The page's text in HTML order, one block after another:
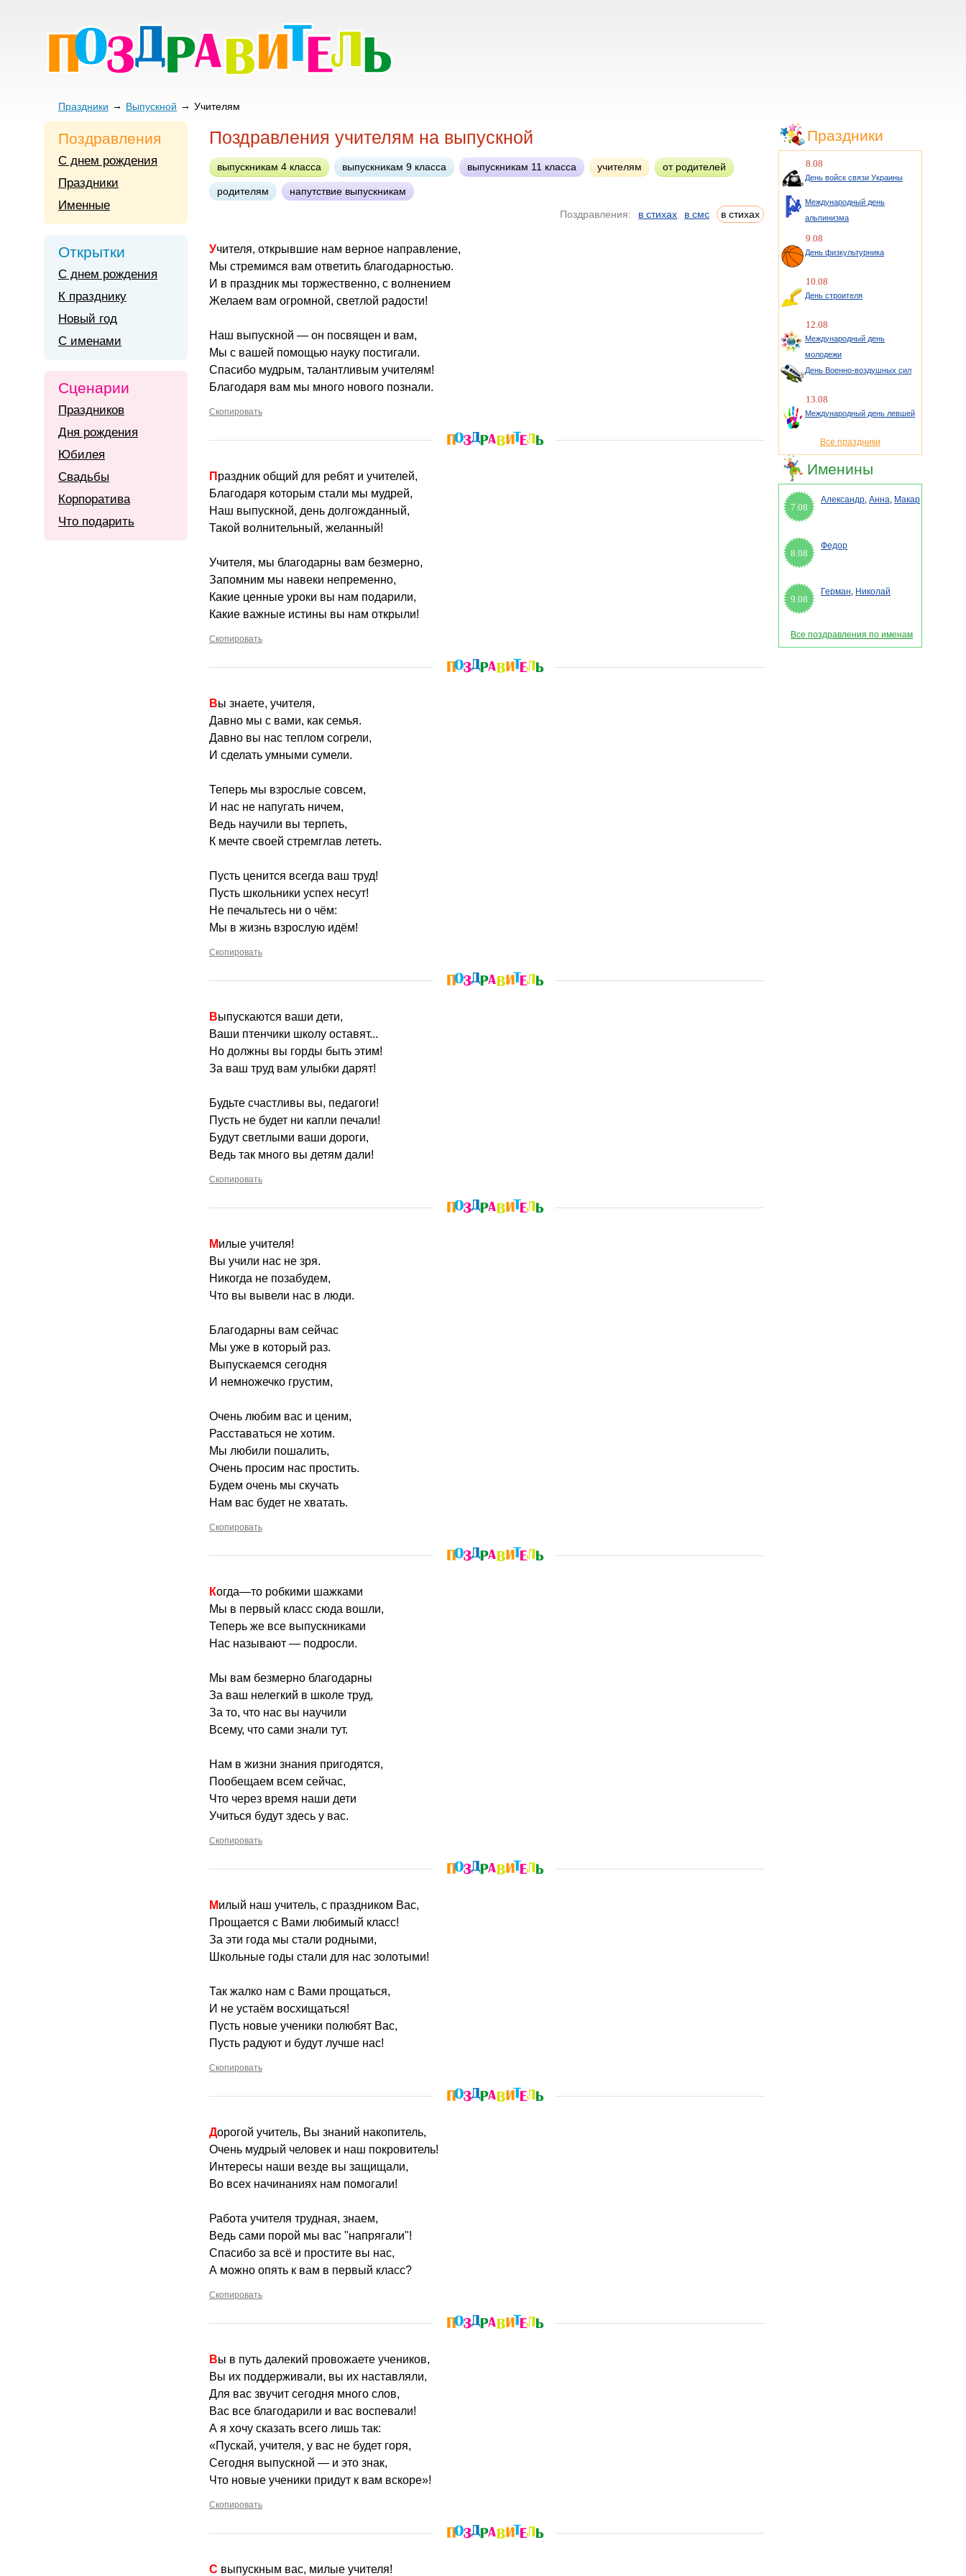
Праздники Выпускной Учителям
Поздравления учителям на выпускной
выпускникам 4 класса выпускникам 9 класса выпускникам 11 класса учителям от родителей
родителям
напутствие выпускникам
Поздравления:
в стихах в смс в стихах
Учителя, открывшие нам верное направление,
Мы стремимся вам ответить благодарностью.
И в праздник мы торжественно, с волнением
Желаем вам огромной, светлой радости!
Наш выпускной — он посвящен и вам,
Мы с вашей помощью науку постигали.
Спасибо мудрым, талантливым учителям!
Благодаря вам мы много нового познали.
Скопировать
Праздник общий для ребят и учителей,
Благодаря которым стали мы мудрей,
Наш выпускной, день долгожданный,
Такой волнительный, желанный!
Учителя, мы благодарны вам безмерно,
Запомним мы навеки непременно,
Какие ценные уроки вы нам подарили,
Какие важные истины вы нам открыли!
Скопировать
Вы знаете, учителя,
Давно мы с вами, как семья.
Давно вы нас теплом согрели,
И сделать умными сумели.
Теперь мы взрослые совсем,
И нас не напугать ничем,
Ведь научили вы терпеть,
К мечте своей стремглав лететь.
Пусть ценится всегда ваш труд!
Пусть школьники успех несут!
Не печальтесь ни о чём:
Мы в жизнь взрослую идём!
Скопировать
Выпускаются ваши дети,
Ваши птенчики школу оставят...
Но должны вы горды быть этим!
За ваш труд вам улыбки дарят!
Будьте счастливы вы, педагоги!
Пусть не будет ни капли печали!
Будут светлыми ваши дороги,
Ведь так много вы детям дали!
Скопировать
Милые учителя!
Вы учили нас не зря.
Никогда не позабудем,
Что вы вывели нас в люди.
Благодарны вам сейчас
Мы уже в который раз.
Выпускаемся сегодня
И немножечко грустим,
Очень любим вас и ценим,
Расставаться не хотим.
Мы любили пошалить,
Очень просим нас простить.
Будем очень мы скучать
Нам вас будет не хватать.
Скопировать
Когда—то робкими шажками
Мы в первый класс сюда вошли,
Теперь же все выпускниками
Нас называют — подросли.
Мы вам безмерно благодарны
За ваш нелегкий в школе труд,
За то, что нас вы научили
Всему, что сами знали тут.
Нам в жизни знания пригодятся,
Пообещаем всем сейчас,
Что через время наши дети
Учиться будут здесь у вас.
Скопировать
Милый наш учитель, с праздником Вас,
Прощается с Вами любимый класс!
За эти года мы стали родными,
Школьные годы стали для нас золотыми!
Так жалко нам с Вами прощаться,
И не устаём восхищаться!
Пусть новые ученики полюбят Вас,
Пусть радуют и будут лучше нас!
Скопировать
Дорогой учитель, Вы знаний накопитель,
Очень мудрый человек и наш покровитель!
Интересы наши везде вы защищали,
Во всех начинаниях нам помогали!
Работа учителя трудная, знаем,
Ведь сами порой мы вас "напрягали"!
Спасибо за всё и простите вы нас,
А можно опять к вам в первый класс?
Скопировать
Вы в путь далекий провожаете учеников,
Вы их поддерживали, вы их наставляли,
Для вас звучит сегодня много слов,
Вас все благодарили и вас воспевали!
А я хочу сказать всего лишь так:
«Пускай, учителя, у вас не будет горя,
Сегодня выпускной — и это знак,
Что новые ученики придут к вам вскоре»!
Скопировать
С выпускным вас, милые учителя!
Поздравления
С днем рождения
Праздники
Именные
Открытки
С днем рождения
К празднику
Новый год
С именами
Сценарии
Праздников
Дня рождения
Юбилея
Свадьбы
Корпоратива
Что подарить
Праздники
8.08
День войск связи Украины
Международный день
альпинизма
9.08
День физкультурника
10.08
День строителя
12.08
Международный день
молодежи
День Военно-воздушных сил
13.08
Международный день левшей
Все праздники
Именины
7.08
Александр, Анна, Макар
8.08
Федор
9.08
Герман, Николай
Все поздравления по именам